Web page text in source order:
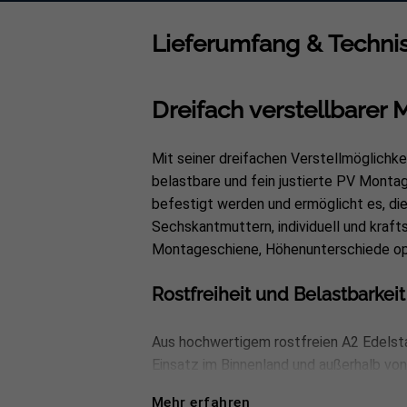
Lieferumfang &
Dreifach verstellbarer
Mit seiner dreifachen
belastbare und fein justierte PV
befestigt werden und ermöglicht es,
Sechskantmuttern, individuell und
Montageschiene, Höhenunterschiede
Rostfreiheit und Belastbarkeit
Aus hochwertigem rostfreien A2
Einsatz im Binnenland und außerhalb
Mehr erfahren